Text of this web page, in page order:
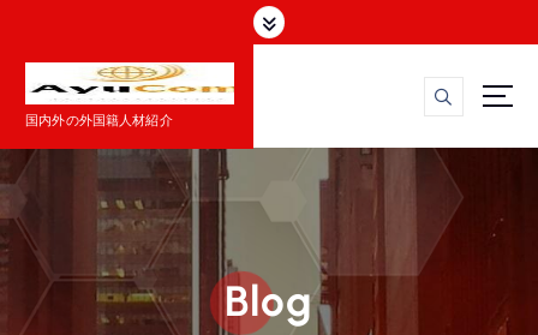
へ
ス
プ
国内外の外国籍人材紹介
Blog